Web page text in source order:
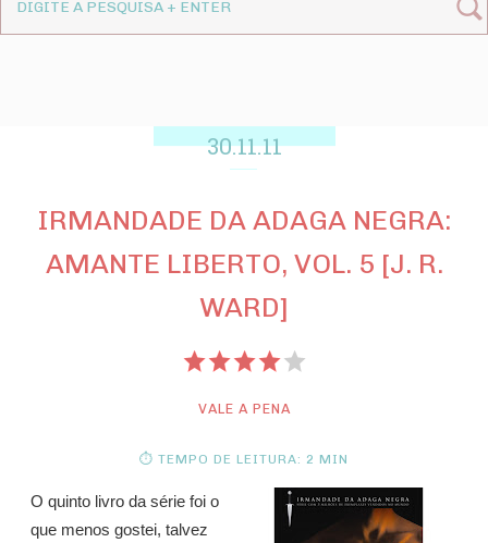
30.11.11
IRMANDADE DA ADAGA NEGRA:
AMANTE LIBERTO, VOL. 5 [J. R.
WARD]
VALE A PENA
⏱ TEMPO DE LEITURA: 2 MIN
O quinto livro da série foi o
que menos gostei, talvez